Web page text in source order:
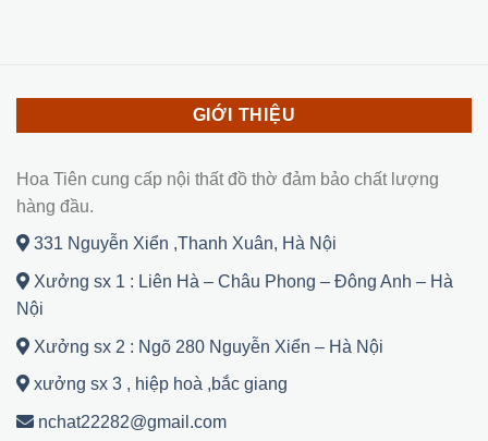
GIỚI THIỆU
Hoa Tiên cung cấp nội thất đồ thờ đảm bảo chất lượng
hàng đầu.
331 Nguyễn Xiển ,Thanh Xuân, Hà Nội
Xưởng sx 1 : Liên Hà – Châu Phong – Đông Anh – Hà
Nội
Xưởng sx 2 : Ngõ 280 Nguyễn Xiển – Hà Nội
xưởng sx 3 , hiệp hoà ,bắc giang
nchat22282@gmail.com